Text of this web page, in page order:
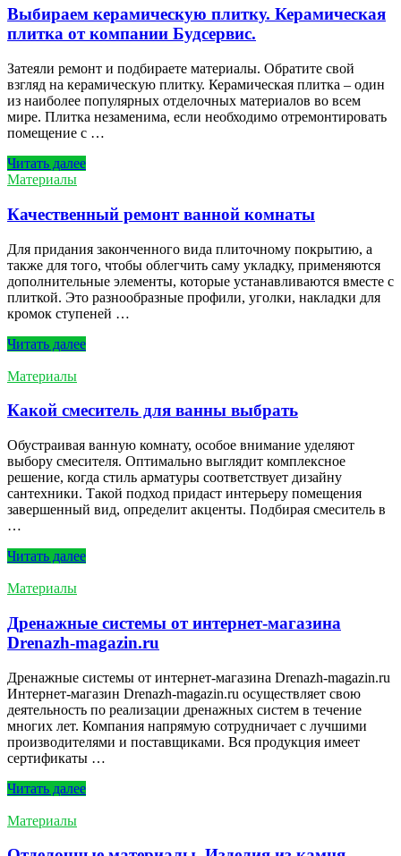
Выбираем керамическую плитку. Керамическая
плитка от компании Будсервис.
Затеяли ремонт и подбираете материалы. Обратите свой
взгляд на керамическую плитку. Керамическая плитка – один
из наиболее популярных отделочных материалов во всем
мире. Плитка незаменима, если необходимо отремонтировать
помещение с …
Читать далеe
Материалы
Качественный ремонт ванной комнаты
Для придания законченного вида плиточному покрытию, а
также для того, чтобы облегчить саму укладку, применяются
дополнительные элементы, которые устанавливаются вместе с
плиткой. Это разнообразные профили, уголки, накладки для
кромок ступеней …
Читать далеe
Материалы
Какой смеситель для ванны выбрать
Обустраивая ванную комнату, особое внимание уделяют
выбору смесителя. Оптимально выглядит комплексное
решение, когда стиль арматуры соответствует дизайну
сантехники. Такой подход придаст интерьеру помещения
завершенный вид, определит акценты. Подбирая смеситель в
…
Читать далеe
Материалы
Дренажные системы от интернет-магазина
Drenazh-magazin.ru
Дренажные системы от интернет-магазина Drenazh-magazin.ru
Интернет-магазин Drenazh-magazin.ru осуществляет свою
деятельность по реализации дренажных систем в течение
многих лет. Компания напрямую сотрудничает с лучшими
производителями и поставщиками. Вся продукция имеет
сертификаты …
Читать далеe
Материалы